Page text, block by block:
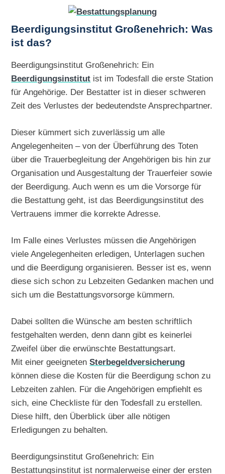
Beerdigungsinstitut Großenehrich: Was
ist das?
Beerdigungsinstitut Großenehrich: Ein
Beerdigungsinstitut ist im Todesfall die erste Station
für Angehörige. Der Bestatter ist in dieser schweren
Zeit des Verlustes der bedeutendste Ansprechpartner.
Dieser kümmert sich zuverlässig um alle
Angelegenheiten – von der Überführung des Toten
über die Trauerbegleitung der Angehörigen bis hin zur
Organisation und Ausgestaltung der Trauerfeier sowie
der Beerdigung. Auch wenn es um die Vorsorge für
die Bestattung geht, ist das Beerdigungsinstitut des
Vertrauens immer die korrekte Adresse.
Im Falle eines Verlustes müssen die Angehörigen
viele Angelegenheiten erledigen, Unterlagen suchen
und die Beerdigung organisieren. Besser ist es, wenn
diese sich schon zu Lebzeiten Gedanken machen und
sich um die Bestattungsvorsorge kümmern.
Dabei sollten die Wünsche am besten schriftlich
festgehalten werden, denn dann gibt es keinerlei
Zweifel über die erwünschte Bestattungsart.
Mit einer geeignetenSterbegeldversicherung
können diese die Kosten für die Beerdigung schon zu
Lebzeiten zahlen. Für die Angehörigen empfiehlt es
sich, eine Checkliste für den Todesfall zu erstellen.
Diese hilft, den Überblick über alle nötigen
Erledigungen zu behalten.
Beerdigungsinstitut Großenehrich: Ein
Bestattungsinstitut ist normalerweise einer der ersten